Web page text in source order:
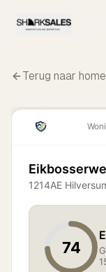
Terug naar home